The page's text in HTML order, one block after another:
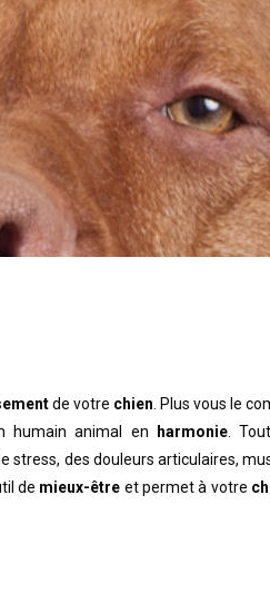
de votre chien . Plus vous le
humain animal en harmonie.
stress, des douleurs articulaires,
de mieux-être et permet à votre